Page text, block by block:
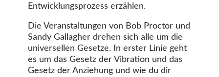
Entwicklungsprozess erzählen.
Die Veranstaltungen von Bob Proctor und
Sandy Gallagher drehen sich alle um die
universellen Gesetze. In erster Linie geht
es um das Gesetz der Vibration und das
Gesetz der Anziehung und wie du dir